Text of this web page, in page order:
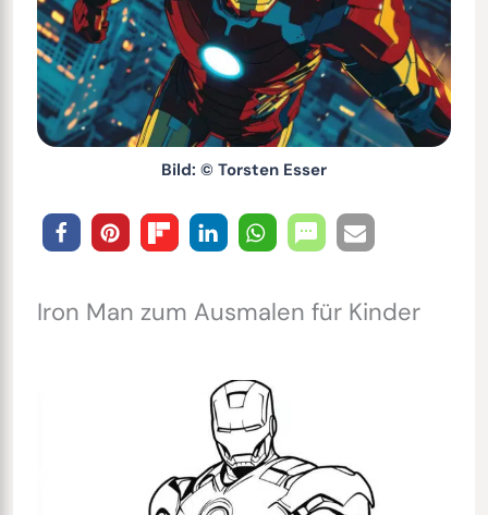
Bild: © Torsten Esser
Iron Man zum Ausmalen für Kinder